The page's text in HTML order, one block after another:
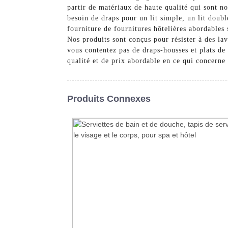
partir de matériaux de haute qualité qui sont
besoin de draps pour un lit simple, un lit
fourniture de fournitures hôtelières abordables
Nos produits sont conçus pour résister à des
vous contentez pas de draps-housses et plats
qualité et de prix abordable en ce qui
Produits Connexes